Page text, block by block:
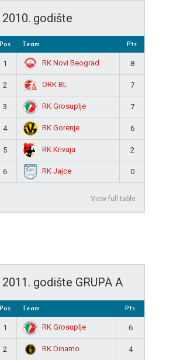
2010. godište
Pos Team Pts
1 RK Novi Beograd 8
2 ORK BL 7
3 RK Grosuplje 7
4 RK Gorenje 6
5 RK Krivaja 2
6 RK Jajce 0
View full table
2011. godište GRUPA A
Pos Team Pts
1 RK Grosuplje 6
2 RK Dinamo 4